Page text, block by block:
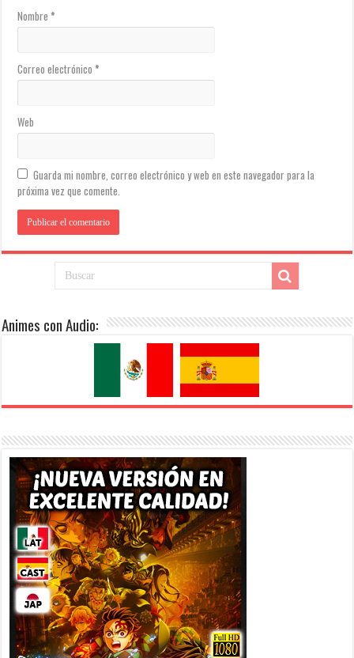
Nombre*
Correo electrónico*
Web
Guarda mi nombre, correo electrónico y web en este navegador para la
próxima vez que comente.
Animes con Audio: